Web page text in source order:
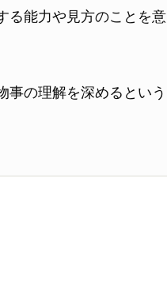
る能力や見方のことを意
事の理解を深めるという